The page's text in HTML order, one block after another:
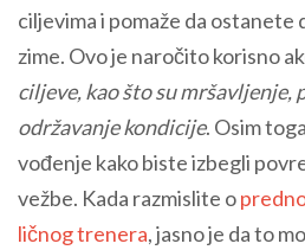
ciljevima i pomaže da ostanete
zime. Ovo je naročito korisno
ciljeve, kao što su mršavljenje,
održavanje kondicije. Osim
vođenje kako biste izbegli
vežbe. Kada razmislite o
ličnog trenera, jasno je da to